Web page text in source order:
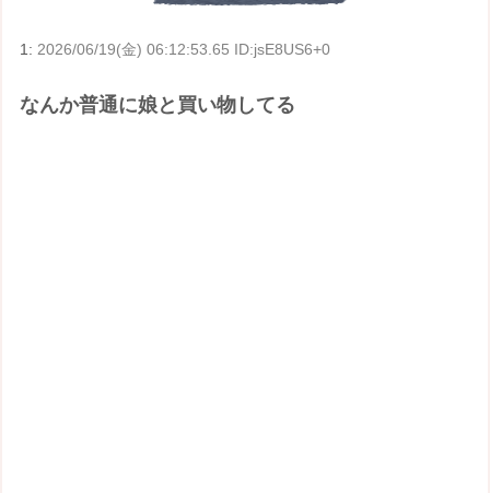
1: 2026/06/19(金) 06:12:53.65 ID:jsE8US6+0
なんか普通に娘と買い物してる